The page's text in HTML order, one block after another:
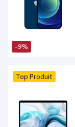
-9%
Top Produit